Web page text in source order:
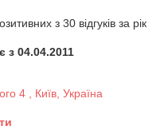
з 30 відгуків за рік
з 04.04.2011
4 , Київ, Україна